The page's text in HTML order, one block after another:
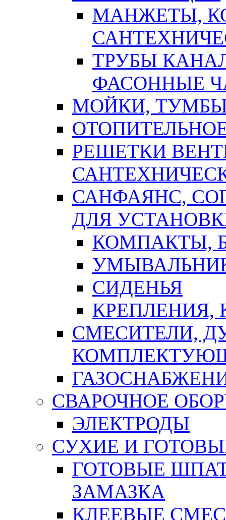
МАНЖЕТЫ,
ТРУБЫ
ФАСОННЫЕ
МОЙКИ,
РЕШЕТКИ
САНФАЯНС,
ДЛЯ
КОМПАКТЫ,
СИДЕНЬЯ
СМЕСИТЕЛИ,
СВАРОЧНОЕ
ЭЛЕКТРОДЫ
СУХИЕ И
ГОТОВЫЕ
ЗАМАЗКА
КЛЕЕВЫЕ